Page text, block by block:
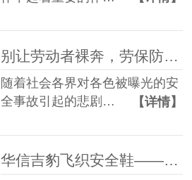
别让劳动者裸奔，劳保防护用品看华信
随着社会各界对各色被曝光的安
全事故引起的悲剧…
【详情】
华信吉豹飞织安全鞋——春夏季透气的选择